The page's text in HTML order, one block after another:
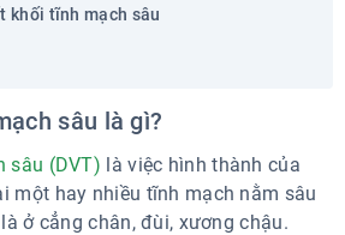
khối tĩnh mạch sâu
sâu là gì?
sâu (DVT) là việc hình thành của
một hay nhiều tĩnh mạch nằm sâu
ở cẳng chân, đùi, xương chậu.